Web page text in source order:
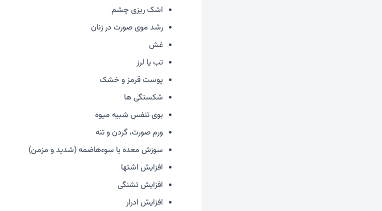
اشک ریزی چشم
رشد موی صورت در زنان
غش
تب یا لرز
پوست قرمز و خشک
شکستگی ها
بوی تنفس شبیه میوه
ورم صورت، گردن و تنه
سوزش معده یا سوءهاضمه (شدید و مزمن)
افزایش اشتها
افزایش تشنگی
افزایش ادرار